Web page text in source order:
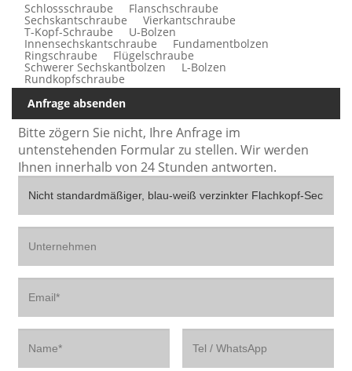
Schlossschraube
Flanschschraube
Sechskantschraube Vierkantschraube
T-Kopf-Schraube U-Bolzen
Innensechskantschraube Fundamentbolzen
Ringschraube Flügelschraube
Schwerer Sechskantbolzen L-Bolzen
Rundkopfschraube
Anfrage absenden
Bitte zögern Sie nicht, Ihre Anfrage im
untenstehenden Formular zu stellen. Wir werden
Ihnen innerhalb von 24 Stunden antworten.